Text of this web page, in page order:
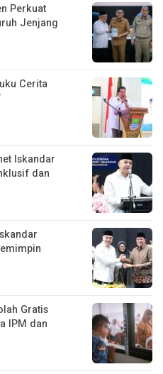
Perkuat
Jenjang
Cerita
Iskandar
dan
Gratis
IPM dan